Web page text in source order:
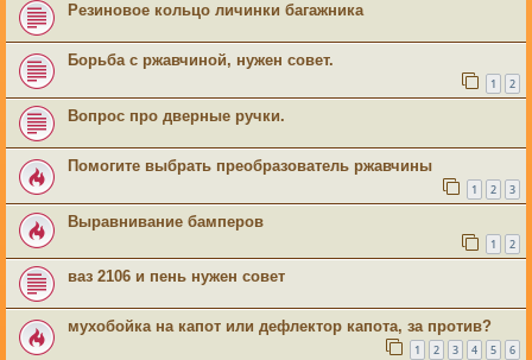
Резиновое кольцо личинки багажника
Борьба с ржавчиной, нужен совет.
1 2
Вопрос про дверные ручки.
Помогите выбрать преобразователь ржавчины
1 2 3
Выравнивание бамперов
1 2
ваз 2106 и пень нужен совет
мухобойка на капот или дефлектор капота, за против?
1 2 3 4 5 6